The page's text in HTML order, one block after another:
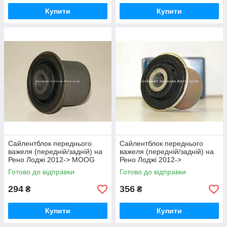
Купити Купити
Сайлентблок переднього
важеля (передній/задній) на
Рено Лоджі 2012-> MOOG
(Німеччина) RESB3746
Готово до відправки
294 ₴
Купити
Сайлентблок переднього
важеля (передній/задній) на
Рено Лоджі 2012->
LEMFORDER (Німеччина)
3124201
Готово до відправки
356 ₴
Купити